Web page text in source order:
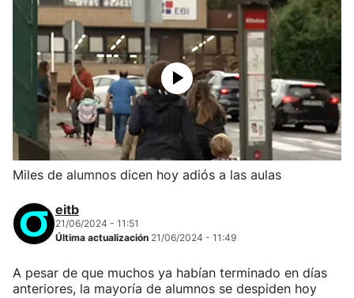
Eguraldia
Miles de alumnos dicen hoy adiós a las aulas
eitb
21/06/2024 - 11:51
Última actualización 21/06/2024 - 11:49
A pesar de que muchos ya habían terminado en días
anteriores, la mayoría de alumnos se despiden hoy